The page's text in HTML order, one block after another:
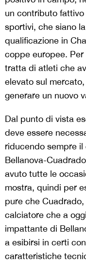
un contributo
sportivi, che siano
qualificazione in
coppe europee.
tratta di atleti che
elevato sul
generare un nuovo
Dal punto di vista
deve essere
riducendo sempre il
Bellanova-
avuto tutte le
mostra, quindi per
pure che
calciatore che a
impattante di
a esibirsi in certi
caratteristiche